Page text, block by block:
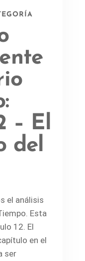
– El
del
el análisis
Esta
12. El
en el
ser